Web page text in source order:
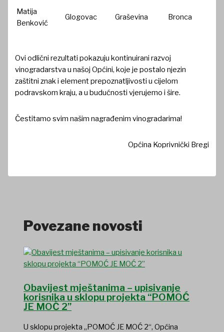
Matija
Benković
Glogovac Graševina Bronca
Ovi odlični rezultati pokazuju kontinuirani razvoj
vinogradarstva u našoj Općini, koje je postalo njezin
zaštitni znak i element prepoznatljivosti u cijelom
podravskom kraju, a u budućnosti vjerujemo i šire.
Čestitamo svim našim nagrađenim vinogradarima!
Općina Koprivnički Bregi
Povezane novosti
Obavijest mještanima – upisivanje
korisnika u sklopu projekta “POMOĆ
JE MOĆ 2”
U sklopu projekta „POMOĆ JE MOĆ 2“, Općina